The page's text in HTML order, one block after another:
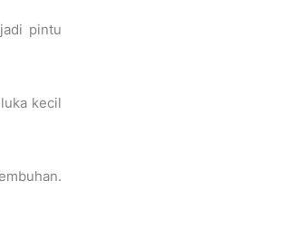
pintu
kecil